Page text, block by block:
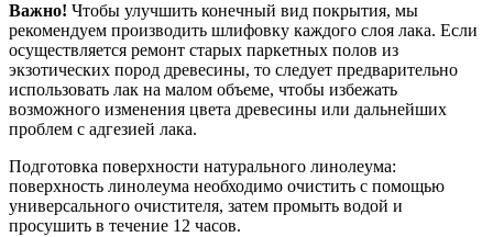
Важно! Чтобы улучшить конечный вид покрытия, мы
рекомендуем производить шлифовку каждого слоя лака. Если
осуществляется ремонт старых паркетных полов из
экзотических пород древесины, то следует предварительно
использовать лак на малом объеме, чтобы избежать
возможного изменения цвета древесины или дальнейших
проблем с адгезией лака.
Подготовка поверхности натурального линолеума:
поверхность линолеума необходимо очистить с помощью
универсального очистителя, затем промыть водой и
просушить в течение 12 часов.